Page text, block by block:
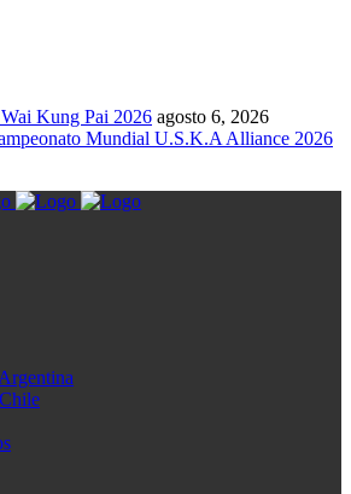
Kung Pai 2026 agosto 6, 2026
Mundial U.S.K.A Alliance 2026